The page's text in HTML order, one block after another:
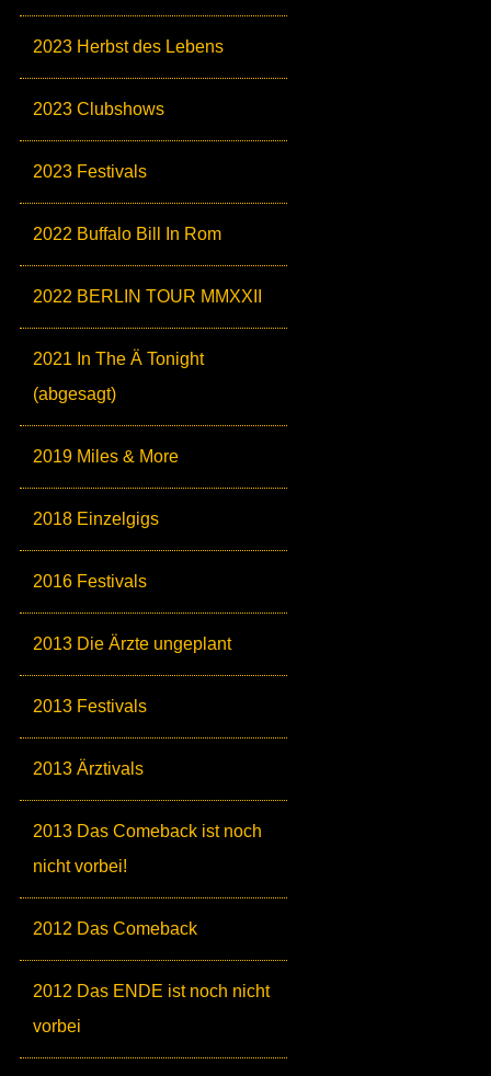
2023 Herbst des Lebens
2023 Clubshows
2023 Festivals
2022 Buffalo Bill In Rom
2022 BERLIN TOUR MMXXII
2021 In The Ä Tonight
(abgesagt)
2019 Miles & More
2018 Einzelgigs
2016 Festivals
2013 Die Ärzte ungeplant
2013 Festivals
2013 Ärztivals
2013 Das Comeback ist noch
nicht vorbei!
2012 Das Comeback
2012 Das ENDE ist noch nicht
vorbei